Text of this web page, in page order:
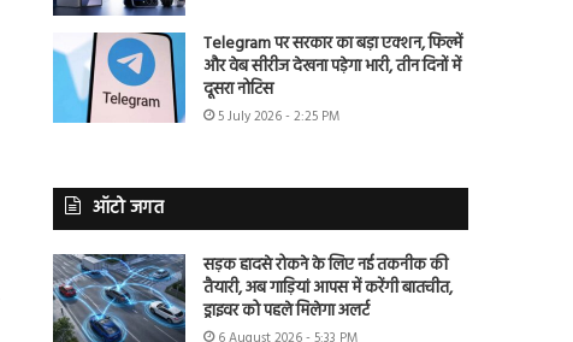
Telegram पर सरकार का बड़ा एक्शन, फिल्में
और वेब सीरीज देखना पड़ेगा भारी, तीन दिनों में
दूसरा नोटिस
5 July 2026 - 2:25 PM
ऑटो जगत
सड़क हादसे रोकने के लिए नई तकनीक की
तैयारी, अब गाड़ियां आपस में करेंगी बातचीत,
ड्राइवर को पहले मिलेगा अलर्ट